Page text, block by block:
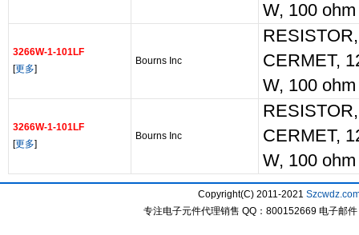
W, 100 ohm
3266W-1-101LF
[更多]
Bourns Inc
CERMET,
W, 100 ohm
3266W-1-101LF
[更多]
Bourns Inc
CERMET,
W, 100 ohm
Copyright(C) 2011-2021
专注电子元件代理销售 QQ：800152669 电子邮